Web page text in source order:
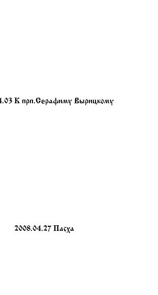
К прп.Серафиму Вырицкому
2008.04.27 Пасха